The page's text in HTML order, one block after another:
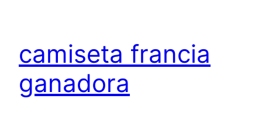
camiseta francia
ganadora